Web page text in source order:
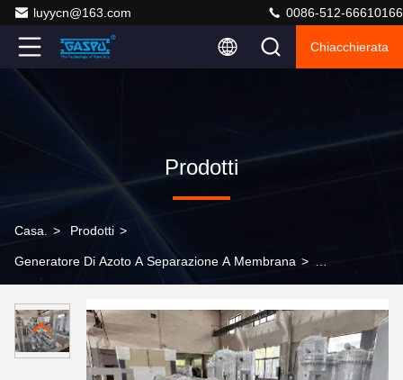
luyycn@163.com 0086-512-66610166
Chiacchierata
Prodotti
Casa. > Prodotti >
Generatore Di Azoto A Separazione A Membrana >
a membrana Generatore di azoto di acciaio al carbonio
Punto di rugiada meno 40 °C o inferiore per